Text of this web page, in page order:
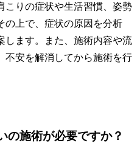
こりの症状や生活習慣、姿勢
の上で、症状の原因を分析
します。また、施術内容や流
不安を解消してから施術を行
の施術が必要ですか？